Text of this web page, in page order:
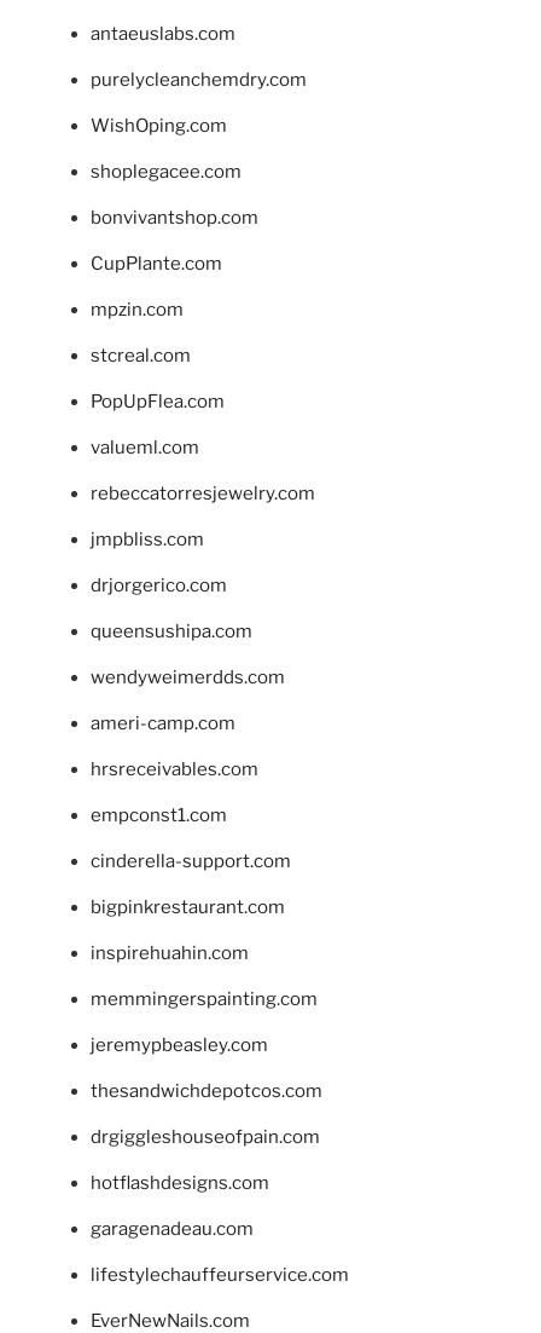
antaeuslabs.com
purelycleanchemdry.com
WishOping.com
shoplegacee.com
bonvivantshop.com
CupPlante.com
mpzin.com
stcreal.com
PopUpFlea.com
valueml.com
rebeccatorresjewelry.com
jmpbliss.com
drjorgerico.com
queensushipa.com
wendyweimerdds.com
ameri-camp.com
hrsreceivables.com
empconst1.com
cinderella-support.com
bigpinkrestaurant.com
inspirehuahin.com
memmingerspainting.com
jeremypbeasley.com
thesandwichdepotcos.com
drgiggleshouseofpain.com
hotflashdesigns.com
garagenadeau.com
lifestylechauffeurservice.com
EverNewNails.com